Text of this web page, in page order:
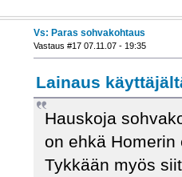
Vs: Paras sohvakohtaus
Vastaus #17 07.11.07 - 19:35
Lainaus
Hauskoja
on ehkä Homerin
Tykkään myös